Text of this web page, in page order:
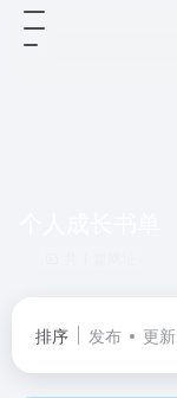
排序 发布 更新